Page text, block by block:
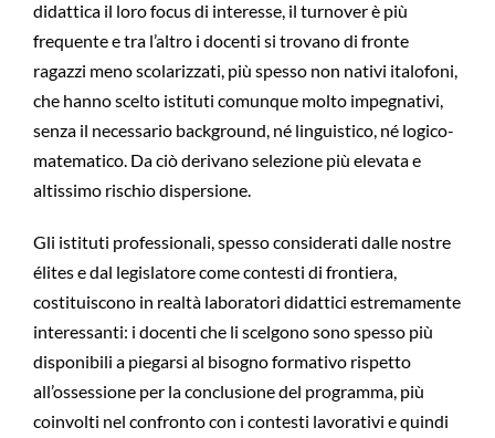
didattica il loro focus di interesse, il turnover è più
frequente e tra l’altro i docenti si trovano di fronte
ragazzi meno scolarizzati, più spesso non nativi italofoni,
che hanno scelto istituti comunque molto impegnativi,
senza il necessario background, né linguistico, né logico-
matematico. Da ciò derivano selezione più elevata e
altissimo rischio dispersione.
Gli istituti professionali, spesso considerati dalle nostre
élites e dal legislatore come contesti di frontiera,
costituiscono in realtà laboratori didattici estremamente
interessanti: i docenti che li scelgono sono spesso più
disponibili a piegarsi al bisogno formativo rispetto
all’ossessione per la conclusione del programma, più
coinvolti nel confronto con i contesti lavorativi e quindi